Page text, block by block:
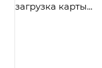
загрузка карты...